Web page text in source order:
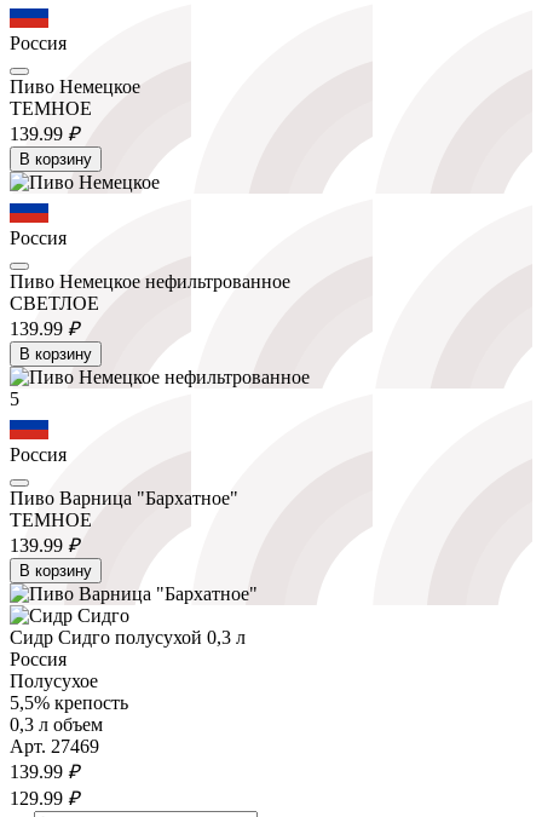
Россия
Пиво Немецкое
ТЕМНОЕ
139.99 ₽
В корзину
Россия
Пиво Немецкое нефильтрованное
СВЕТЛОЕ
139.99 ₽
В корзину
5
Россия
Пиво Варница "Бархатное"
ТЕМНОЕ
139.99 ₽
В корзину
Сидр Сидго полусухой 0,3 л
Россия
Полусухое
5,5% крепость
0,3 л объем
Арт. 27469
139.99 ₽
129.99 ₽